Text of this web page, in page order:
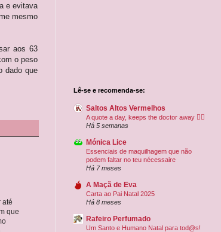
e evitava
mesmo
aos 63
o peso
dado que
até
que
Lê-se e recomenda-se:
Saltos Altos Vermelhos
A quote a day, keeps the doctor away ✍🏻
Há 5 semanas
Mónica Lice
Essenciais de maquilhagem que não
podem faltar no teu nécessaire
Há 7 meses
A Maçã de Eva
Carta ao Pai Natal 2025
Há 8 meses
Rafeiro Perfumado
Um Santo e Humano Natal para tod@s!